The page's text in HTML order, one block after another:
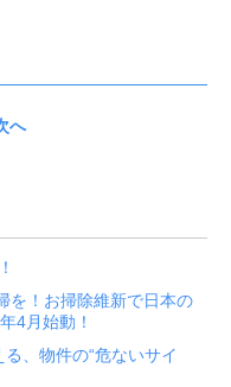
へ
を！お掃除維新で日本の
4月始動！
、物件の“危ないサイ